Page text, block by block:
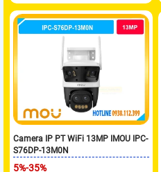
Camera IP PT WiFi 13MP IMOU IPC-
S76DP-13M0N
5%-35%